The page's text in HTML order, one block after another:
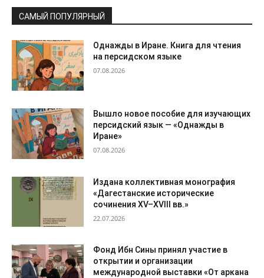
САМЫЙ ПОПУЛЯРНЫЙ
Однажды в Иране. Книга для чтения
на персидском языке
07.08.2026
Вышло новое пособие для изучающих
персидский язык — «Однажды в
Иране»
07.08.2026
Издана коллективная монография
«Дагестанские исторические
сочинения XV–XVIII вв.»
22.07.2026
Фонд Ибн Сины принял участие в
открытии и организации
международной выставки «От аркана